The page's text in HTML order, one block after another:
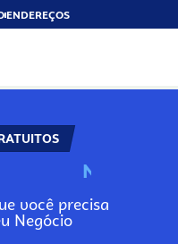
ENDEREÇOS
N
você precisa
Negócio